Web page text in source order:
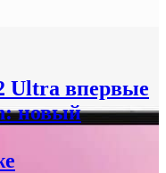
Ultra впервые
новый